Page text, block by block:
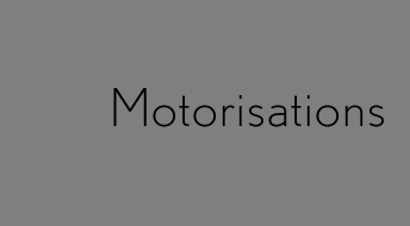
Motorisations